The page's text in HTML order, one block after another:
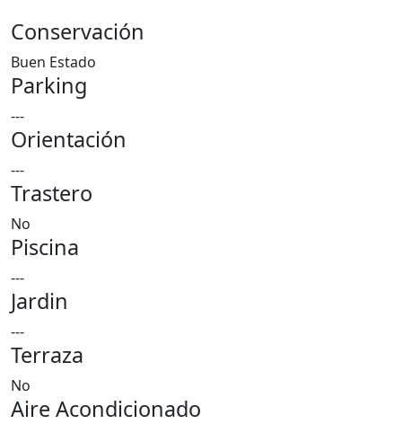
Conservación
Buen Estado
Parking
---
Orientación
---
Trastero
No
Piscina
---
Jardin
---
Terraza
No
Aire Acondicionado